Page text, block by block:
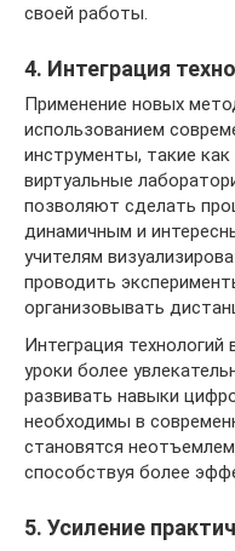
своей работы.
4. Интеграция
Применение новых
использованием
инструменты, такие
виртуальные
позволяют сделать
динамичным и
учителям
проводить
организовывать
Интеграция
уроки более
развивать навыки
необходимы в
становятся
способствуя более
5. Усиление